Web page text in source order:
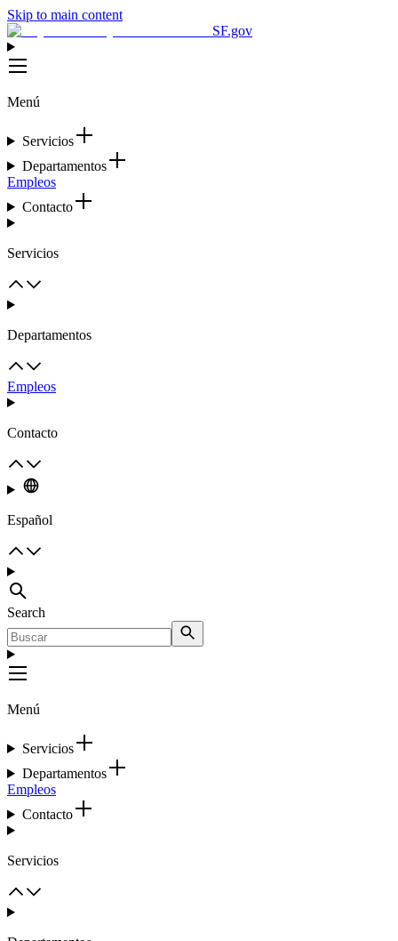
Skip to main content
SF.gov
Menú
Servicios
Departamentos
Empleos
Contacto
Servicios
Departamentos
Empleos
Contacto
Español
Search
Menú
Servicios
Departamentos
Empleos
Contacto
Servicios